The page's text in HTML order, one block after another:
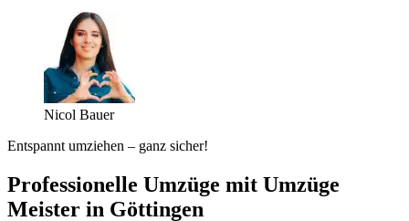
Nicol Bauer
Entspannt umziehen – ganz sicher!
Professionelle Umzüge mit Umzüge
Meister in Göttingen